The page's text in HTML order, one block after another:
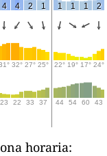
4 4 2 1 1 1 1 2
32° 27° 25° 22° 19° 17° 24°
23 22 33 37 44 54 60 43
horaria: